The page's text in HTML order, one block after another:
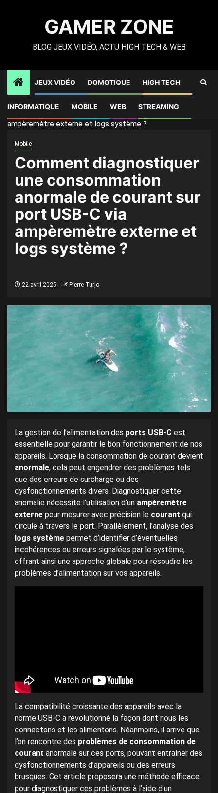
GAMER ZONE
BLOG JEUX VIDÉO, ACTU HIGH TECH & WEB
JEUX VIDÉO DOMOTIQUE HIGH TECH
INFORMATIQUE MOBILE WEB STREAMING
consommation anormale de courant sur port USB-C via
ampèremètre externe et logs système ?
Mobile
Comment diagnostiquer
une consommation
anormale de courant sur
port USB-C via
ampèremètre externe et
logs système ?
22 avril 2025 Pierre Turjo
La gestion de l’alimentation des ports USB-C est
essentielle pour garantir le bon fonctionnement de nos
appareils. Lorsque la consommation de courant devient
anormale, cela peut engendrer des problèmes tels
que des erreurs de surcharge ou des
dysfonctionnements divers. Diagnostiquer cette
anomalie nécessite l’utilisation d’un ampèremètre
externe pour mesurer avec précision le courant qui
circule à travers le port. Parallèlement, l’analyse des
logs système permet d’identifier d’éventuelles
incohérences ou erreurs signalées par le système,
offrant ainsi une approche globale pour résoudre les
problèmes d’alimentation sur vos appareils.
La compatibilité croissante des appareils avec la
norme USB-C a révolutionné la façon dont nous les
connectons et les alimentons. Néanmoins, il arrive que
l’on rencontre des problèmes de consommation de
courant anormale sur ces ports, pouvant entraîner des
dysfonctionnements d’appareils ou des erreurs
brusques. Cet article proposera une méthode efficace
pour diagnostiquer ces problèmes à l’aide d’un